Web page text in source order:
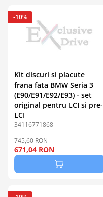
Kit discuri si placute
frana fata BMW Seria 3
(E90/E91/E92/E93) - set
original pentru LCI si pre-
LCI
34116771868
745,60 RON
671,04 RON
-10%